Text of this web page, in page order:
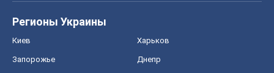
Регионы Украины
Киев Харьков
Запорожье Днепр